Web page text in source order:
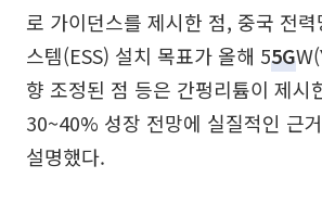
로 가이던스를 제시한 점, 중국 전
스템(ESS) 설치 목표가 올해 55G
향 조정된 점 등은 간펑리튬이 제시
30~40% 성장 전망에 실질적인 근
설명했다.